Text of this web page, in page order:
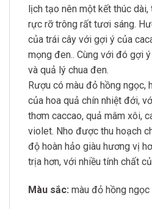
lịch tạo nên một kết thúc
rực rỡ trông rất tươi sáng.
của trái cây với gợi ý của
mọng đen.. Cùng với đó gợi
và quả lý chua đen.
Rượu có màu đỏ hồng ngọc,
của hoa quả chín nhiệt đới,
thơm caccao, quả mâm xôi,
violet. Nho được thu hoạch
độ hoàn hảo giàu hương vị
trịa hơn, với nhiều tính chất
Màu sắc: màu đỏ hồng ngọc